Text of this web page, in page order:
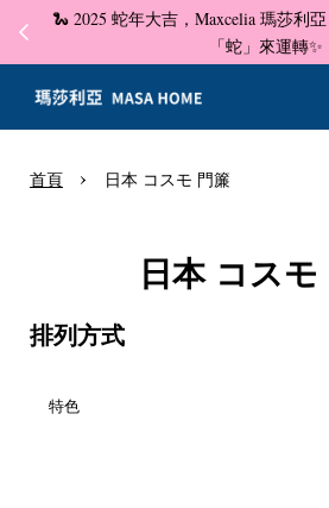
🐍 2025 蛇年大吉，Maxcelia 瑪莎利
「蛇」來運轉✨
首頁 › 日本 コスモ 門簾
日本 コスモ
排列方式
您的購物車目前